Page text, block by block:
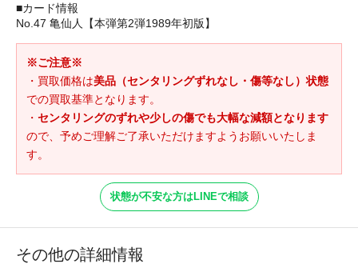
■カード情報
No.47 亀仙人【本弾第2弾1989年初版】
※ご注意※
・買取価格は美品（センタリングずれなし・傷等なし）状態
での買取基準となります。
・ センタリングのずれや少しの傷でも大幅な減額となります
ので、予めご理解ご了承いただけますようお願いいたしま
す。
状態が不安な方はLINEで相談
その他の詳細情報